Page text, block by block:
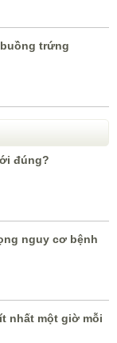
trứng
đúng?
nguy cơ bệnh
nhất một giờ mỗi